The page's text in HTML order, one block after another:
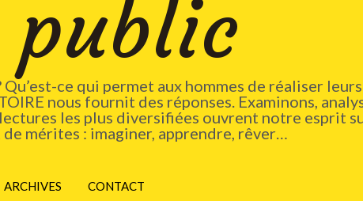
public
ce qui permet aux hommes de réaliser leurs
nous fournit des réponses. Examinons,
les plus diversifiées ouvrent notre esprit
mérites : imaginer, apprendre, rêver…
ARCHIVES CONTACT